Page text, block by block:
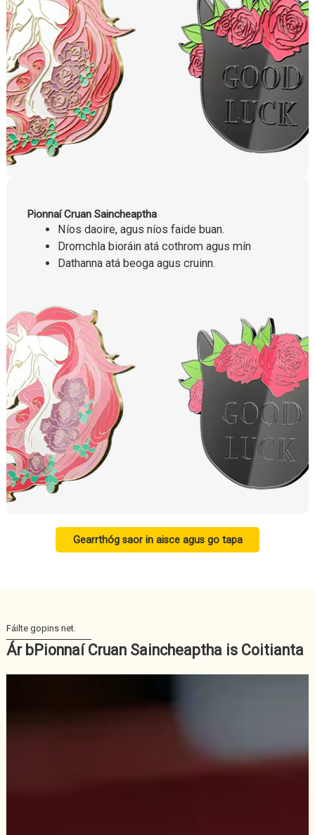
Pionnaí Cruan Saincheaptha
Níos daoire, agus níos faide buan.
Dromchla bioráin atá cothrom agus mín
Dathanna atá beoga agus cruinn.
Gearrthóg saor in aisce agus go tapa
Ár bPionnaí Cruan Saincheaptha is Coitianta